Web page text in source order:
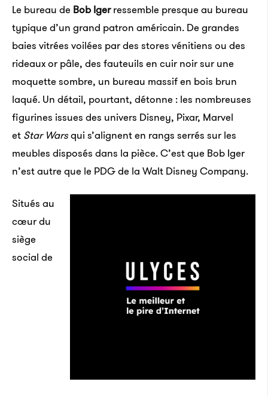
Le bureau de Bob Igerressemble presque au bureau
typique d’un grand patron américain. De grandes
baies vitrées voilées par des stores vénitiens ou des
rideaux or pâle, des fauteuils en cuir noir sur une
moquette sombre, un bureau massif en bois brun
laqué. Un détail, pourtant, détonne : les nombreuses
figurines issues des univers Disney, Pixar, Marvel
et Star Warsqui s’alignent en rangs serrés sur les
meubles disposés dans la pièce. C’est que Bob Iger
n’est autre que le PDG de la Walt Disney Company.
Situés au
cœur du
siège
social de